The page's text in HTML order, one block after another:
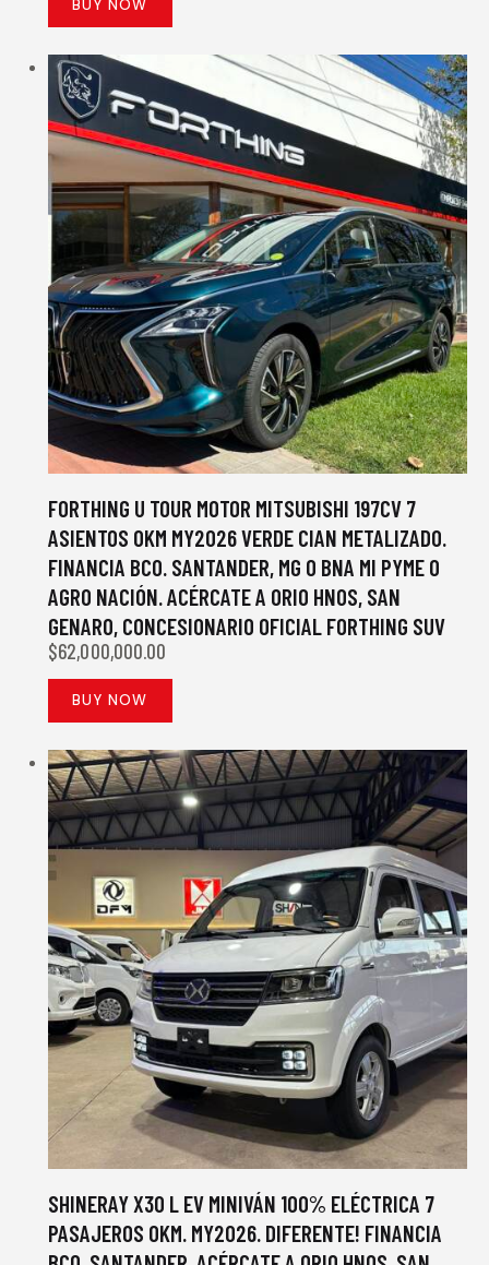
BUY NOW
FORTHING U TOUR MOTOR MITSUBISHI 197CV 7
ASIENTOS 0KM MY2026 VERDE CIAN METALIZADO.
FINANCIA BCO. SANTANDER, MG O BNA MI PYME O
AGRO NACIÓN. ACÉRCATE A ORIO HNOS, SAN
GENARO, CONCESIONARIO OFICIAL FORTHING SUV
$62,000,000.00
BUY NOW
SHINERAY X30 L EV MINIVÁN 100% ELÉCTRICA 7
PASAJEROS 0KM. MY2026. DIFERENTE! FINANCIA